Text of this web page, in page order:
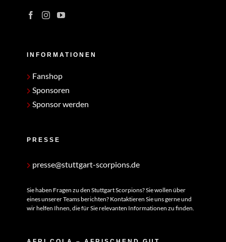
INFORMATIONEN
Fanshop
Sponsoren
Sponsor werden
PRESSE
presse@stuttgart-scorpions.de
Sie haben Fragen zu den Stuttgart Scorpions? Sie wollen über
eines unserer Teams berichten? Kontaktieren Sie uns gerne und
wir helfen Ihnen, die für Sie relevanten Informationen zu finden.